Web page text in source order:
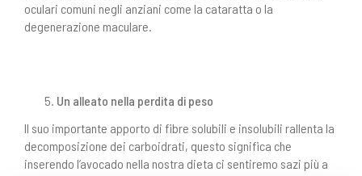
oculari comuni negli anziani come la cataratta o la
degenerazione maculare.
Un alleato nella perdita di peso
Il suo importante apporto di fibre solubili e insolubili rallenta la
decomposizione dei carboidrati, questo significa che
inserendo l’avocado nella nostra dieta ci sentiremo sazi più a